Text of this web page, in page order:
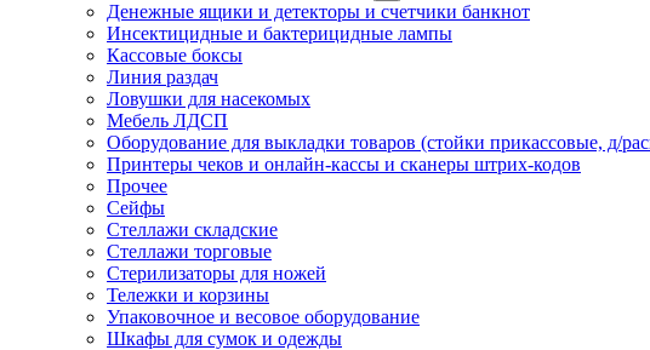
Денежные ящики и детекторы и счетчики банкнот
Инсектицидные и бактерицидные лампы
Кассовые боксы
Линия раздач
Ловушки для насекомых
Мебель ЛДСП
Оборудование для выкладки товаров (стойки прикассовые, д/
Принтеры чеков и онлайн-кассы и сканеры штрих-кодов
Прочее
Сейфы
Стеллажи складские
Стеллажи торговые
Стерилизаторы для ножей
Тележки и корзины
Упаковочное и весовое оборудование
Шкафы для сумок и одежды